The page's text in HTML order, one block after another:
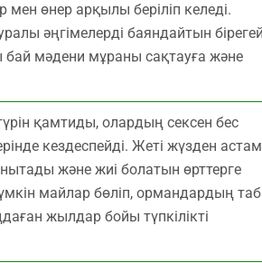
өнер арқылы беріліп келеді.
әңгімелерді баяндайтын бірегей
бай мәдени мұраны сақтауға және
қамтиды, олардың сексен бес
кездеспейді. Жеті жүзден астам
және жиі болатын өрттерге
майлар бөліп, ормандардың
жылдар бойы түпкілікті